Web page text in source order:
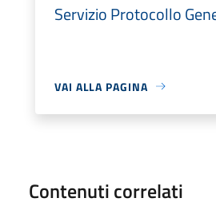
Servizio Protocollo
VAI ALLA PAGINA
Contenuti correlati